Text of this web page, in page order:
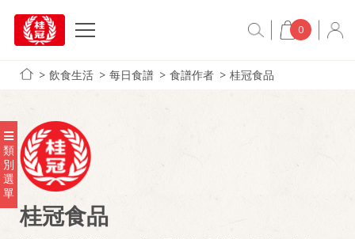
0
飲食生活 每日食譜 食譜作者 桂冠食品
類
別
選
單
桂冠食品